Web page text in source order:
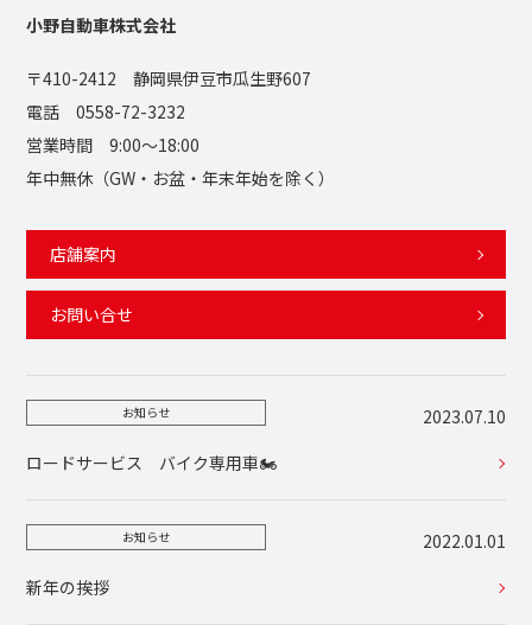
小野自動車株式会社
〒410-2412 静岡県伊豆市瓜生野607
電話 0558-72-3232
営業時間 9:00〜18:00
年中無休（GW・お盆・年末年始を除く）
店舗案内
お問い合せ
お知らせ
2023.07.10
ロードサービス バイク専用車🏍️
お知らせ
2022.01.01
新年の挨拶